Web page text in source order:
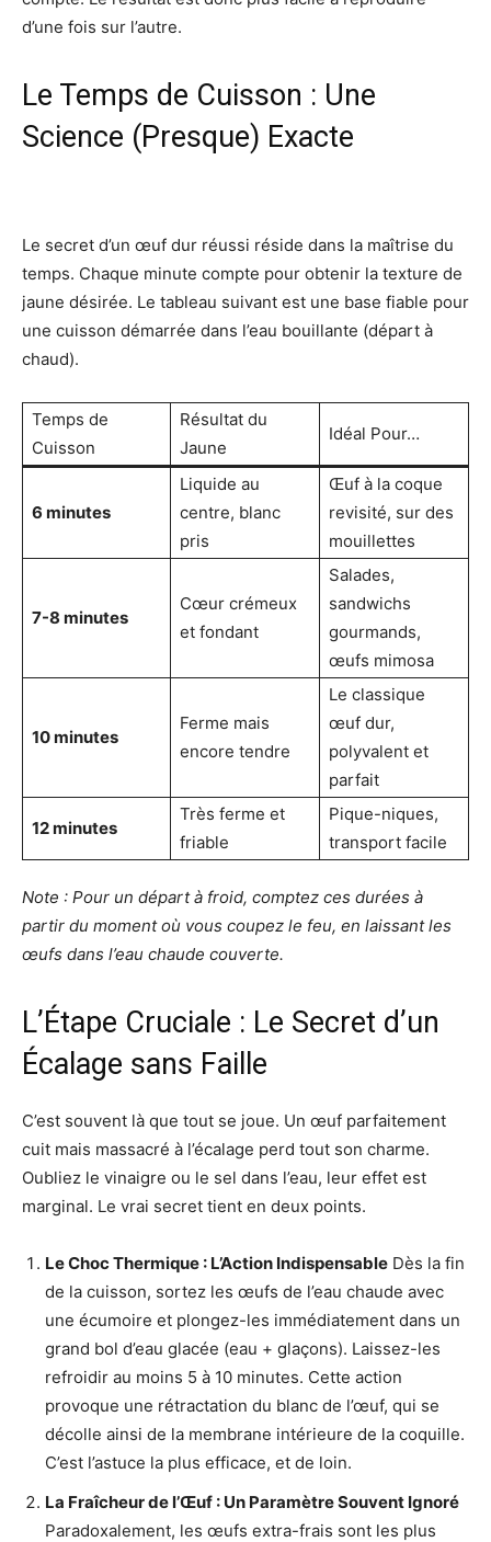
d’une fois sur l’autre.
Le Temps de Cuisson : Une
Science (Presque) Exacte
Le secret d’un œuf dur réussi réside dans la maîtrise du
temps. Chaque minute compte pour obtenir la texture de
jaune désirée. Le tableau suivant est une base fiable pour
une cuisson démarrée dans l’eau bouillante (départ à
chaud).
Temps de
Cuisson
Résultat du
Jaune
Idéal Pour…
6 minutes
Liquide au
centre, blanc
pris
Œuf à la coque
revisité, sur des
mouillettes
7-8 minutes
Cœur crémeux
et fondant
Salades,
sandwichs
gourmands,
œufs mimosa
10 minutes
Ferme mais
encore tendre
Le classique
œuf dur,
polyvalent et
parfait
12 minutes
Très ferme et
friable
Pique-niques,
transport facile
Note : Pour un départ à froid, comptez ces durées à
partir du moment où vous coupez le feu, en laissant les
œufs dans l’eau chaude couverte.
L’Étape Cruciale : Le Secret d’un
Écalage sans Faille
C’est souvent là que tout se joue. Un œuf parfaitement
cuit mais massacré à l’écalage perd tout son charme.
Oubliez le vinaigre ou le sel dans l’eau, leur effet est
marginal. Le vrai secret tient en deux points.
Le Choc Thermique : L’Action Indispensable Dès la fin
de la cuisson, sortez les œufs de l’eau chaude avec
une écumoire et plongez-les immédiatement dans un
grand bol d’eau glacée (eau + glaçons). Laissez-les
refroidir au moins 5 à 10 minutes. Cette action
provoque une rétractation du blanc de l’œuf, qui se
décolle ainsi de la membrane intérieure de la coquille.
C’est l’astuce la plus efficace, et de loin.
La Fraîcheur de l’Œuf : Un Paramètre Souvent Ignoré
Paradoxalement, les œufs extra-frais sont les plus